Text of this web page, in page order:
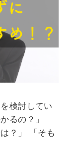
検討してい
るの？」
？」 「そも